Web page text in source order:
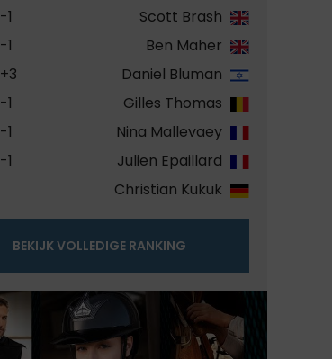
-1
Scott Brash
-1
Ben Maher
+3
Daniel Bluman
-1
Gilles Thomas
-1
Nina Mallevaey
-1
Julien Epaillard
Christian Kukuk
BEKIJK VOLLEDIGE RANKING